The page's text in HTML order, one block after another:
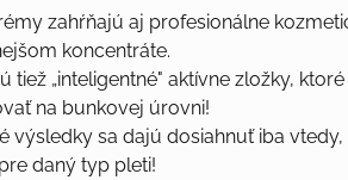
zahŕňajú aj profesionálne
koncentráte.
tiež „inteligentné" aktívne zložky,
na bunkovej úrovni!
výsledky sa dajú dosiahnuť iba
daný typ pleti!